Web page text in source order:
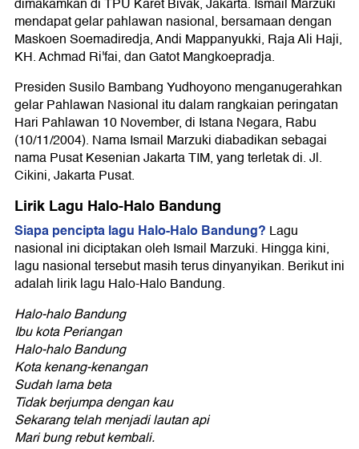
mendapat gelar pahlawan nasional, bersamaan dengan
Maskoen Soemadiredja, Andi Mappanyukki, Raja Ali Haji,
KH. Achmad Ri'fai, dan Gatot Mangkoepradja.
Presiden Susilo Bambang Yudhoyono menganugerahkan
gelar Pahlawan Nasional itu dalam rangkaian peringatan
Hari Pahlawan 10 November, di Istana Negara, Rabu
(10/11/2004). Nama Ismail Marzuki diabadikan sebagai
nama Pusat Kesenian Jakarta TIM, yang terletak di. Jl.
Cikini, Jakarta Pusat.
Lirik Lagu Halo-Halo Bandung
Siapa pencipta lagu Halo-Halo Bandung? Lagu
nasional ini diciptakan oleh Ismail Marzuki. Hingga kini,
lagu nasional tersebut masih terus dinyanyikan. Berikut ini
adalah lirik lagu Halo-Halo Bandung.
Halo-halo Bandung
Ibu kota Periangan
Halo-halo Bandung
Kota kenang-kenangan
Sudah lama beta
Tidak berjumpa dengan kau
Sekarang telah menjadi lautan api
Mari bung rebut kembali.